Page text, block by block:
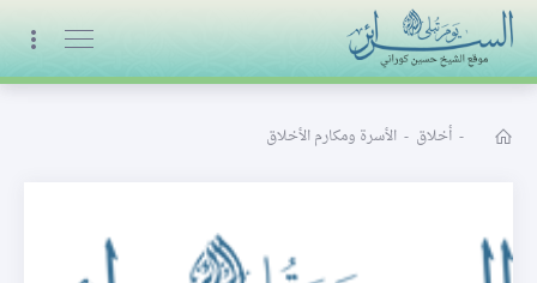
البث المباشر
- أخلاق - الأسرة ومكارم الأخلاق